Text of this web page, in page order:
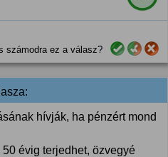
számodra ez a válasz?
hívják, ha pénzért mond
évig terjedhet, özvegyé